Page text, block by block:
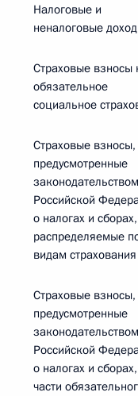
Налоговые и
неналоговые
Страховые взносы
обязательное
социальное
Страховые взносы,
предусмотренные
законодательством
Российской
о налогах и сборах,
распределяемые
видам страхования
Страховые взносы,
предусмотренные
законодательством
Российской
о налогах и
части